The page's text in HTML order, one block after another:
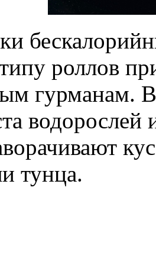
роллов
гурманам.
тунца.